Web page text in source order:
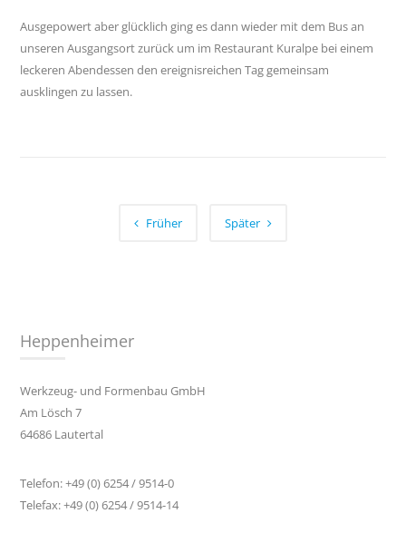
Ausgepowert aber glücklich ging es dann wieder mit dem Bus an
unseren Ausgangsort zurück um im Restaurant Kuralpe bei einem
leckeren Abendessen den ereignisreichen Tag gemeinsam
ausklingen zu lassen.
Früher Später
Heppenheimer
Werkzeug- und Formenbau GmbH
Am Lösch 7
64686 Lautertal
Telefon: +49 (0) 6254 / 9514-0
Telefax: +49 (0) 6254 / 9514-14